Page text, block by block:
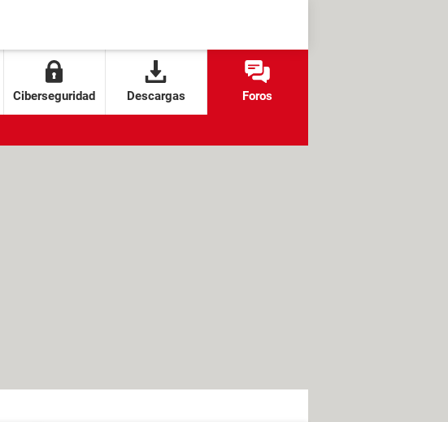
Ciberseguridad Descargas Foros